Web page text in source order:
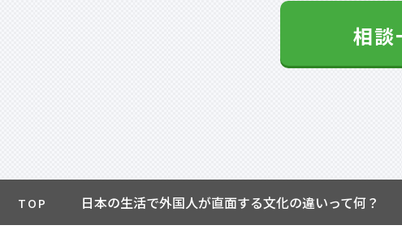
相談
TOP 日本の生活で外国人が直面する文化の違いって何？